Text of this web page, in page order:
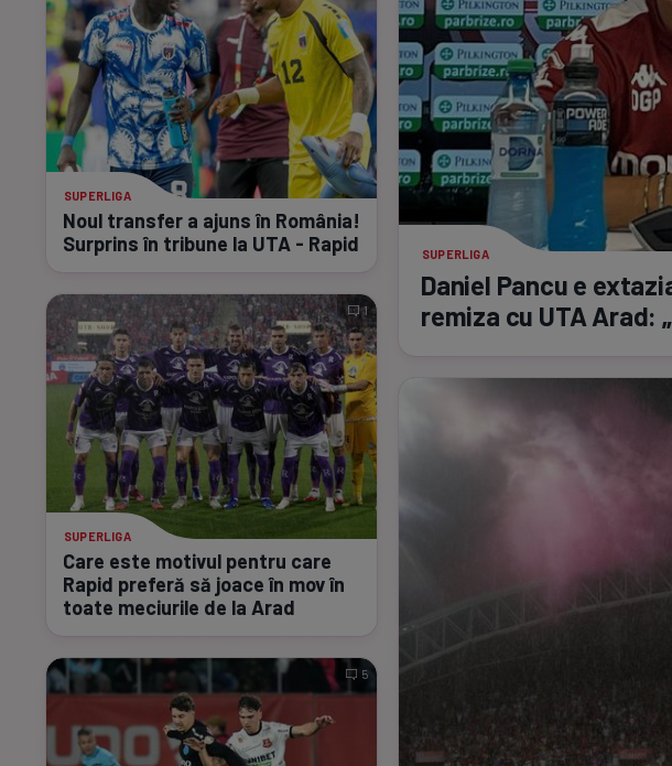
SUPERLIGA
Noul transfer a ajuns în România!
Surprins în tribune la UTA - Rapid
SUPERLIGA
Care este motivul pentru care
Rapid preferă să joace în mov în
toate meciurile de la Arad
1
5
SUPERLIGA
Daniel Pancu e
remiza cu UTA Arad: